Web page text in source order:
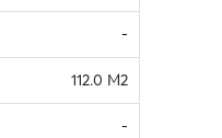
-
112.0 M2
-